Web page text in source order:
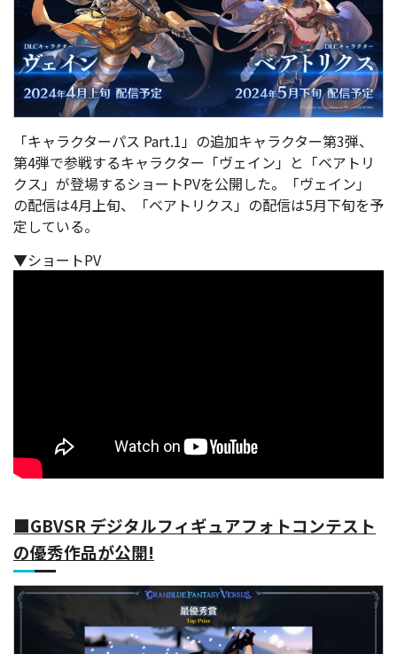
「キャラクターパス Part.1」の追加キャラクター第3弾、
第4弾で参戦するキャラクター「ヴェイン」と「ベアトリ
クス」が登場するショートPVを公開した。「ヴェイン」
の配信は4月上旬、「ベアトリクス」の配信は5月下旬を予
定している。
▼ショートPV
■GBVSR デジタルフィギュアフォトコンテスト
の優秀作品が公開!